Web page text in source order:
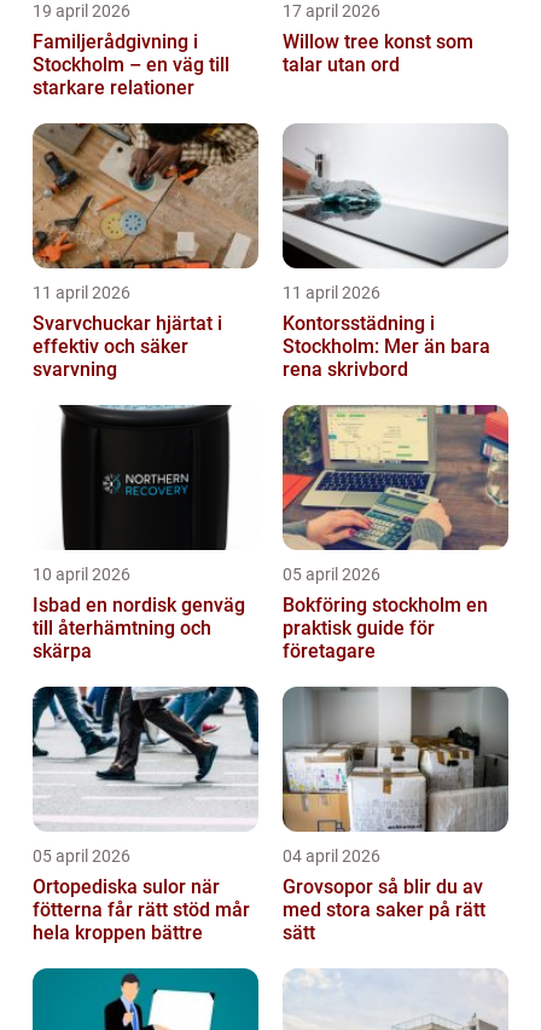
19 april 2026
Familjerådgivning i
Stockholm – en väg till
starkare relationer
17 april 2026
Willow tree konst som
talar utan ord
11 april 2026
Svarvchuckar hjärtat i
effektiv och säker
svarvning
11 april 2026
Kontorsstädning i
Stockholm: Mer än bara
rena skrivbord
10 april 2026
Isbad en nordisk genväg
till återhämtning och
skärpa
05 april 2026
Bokföring stockholm en
praktisk guide för
företagare
05 april 2026
Ortopediska sulor när
fötterna får rätt stöd mår
hela kroppen bättre
04 april 2026
Grovsopor så blir du av
med stora saker på rätt
sätt